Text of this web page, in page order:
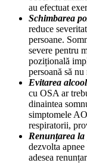
au efectuat
Schimbarea
reduce
persoane.
severe pentru
pozițională
persoană să
Evitarea
cu OSA ar
dinaintea
simptomele
respiratorii,
Renunțarea
dezvolta
adesea